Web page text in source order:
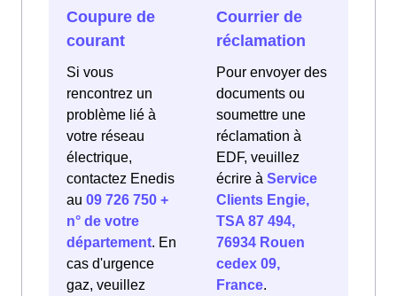
Coupure de
courant
Si vous
rencontrez un
problème lié à
votre réseau
électrique,
contactez Enedis
au 09 726 750 +
n° de votre
département. En
cas d'urgence
gaz, veuillez
Courrier de
réclamation
Pour envoyer des
documents ou
soumettre une
réclamation à
EDF, veuillez
écrire à Service
Clients Engie,
TSA 87 494,
76934 Rouen
cedex 09,
France.